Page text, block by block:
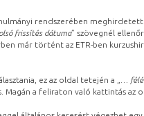
rendszerében
frissítés dátuma” szövegnél
már történt az ETR-ben
ez az oldal tetején a „
…
Magán a feliraton való kattintás az